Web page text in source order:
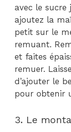
avec le sucre
ajoutez la
petit sur le
remuant.
et faites
remuer.
d’ajouter le
pour obtenir
3. Le